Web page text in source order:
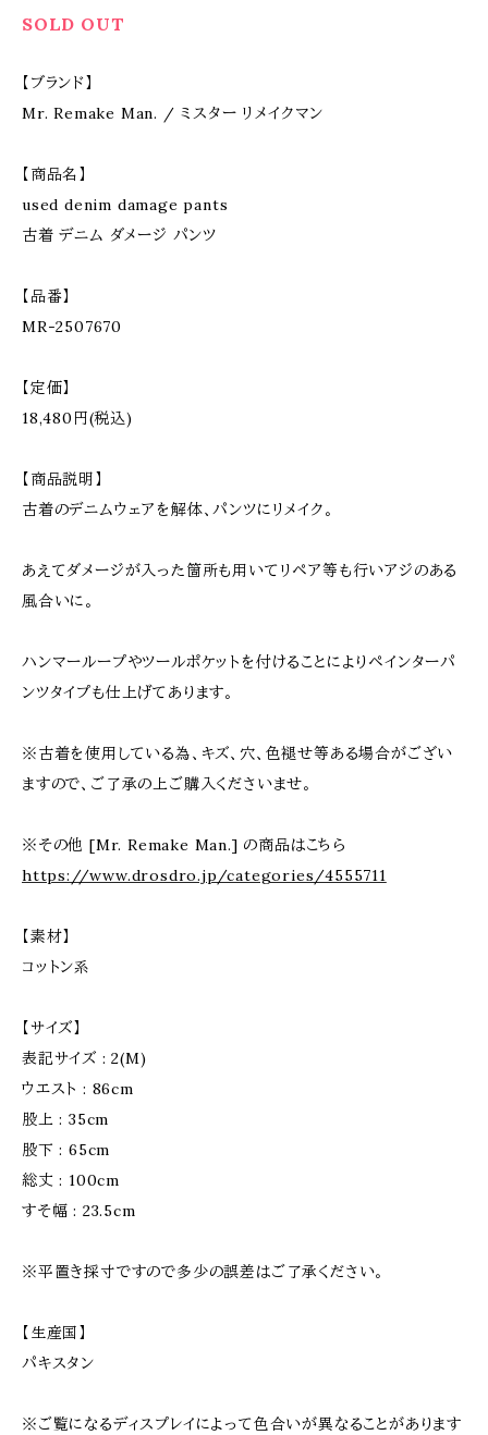
SOLD OUT
【ブランド】
Mr. Remake Man. / ミスター リメイクマン
【商品名】
used denim damage pants
古着 デニム ダメージ パンツ
【品番】
MR-2507670
【定価】
18,480円(税込)
【商品説明】
古着のデニムウェアを解体、パンツにリメイク。
あえてダメージが入った箇所も用いてリペア等も行いアジのある
風合いに。
ハンマーループやツールポケットを付けることによりペインターパ
ンツタイプも仕上げてあります。
※古着を使用している為、キズ、穴、色褪せ等ある場合がござい
ますので、ご了承の上ご購入くださいませ。
※その他 [Mr. Remake Man.] の商品はこちら
https://www.drosdro.jp/categories/4555711
【素材】
コットン系
【サイズ】
表記サイズ : 2(M)
ウエスト : 86cm
股上 : 35cm
股下 : 65cm
総丈 : 100cm
すそ幅 : 23.5cm
※平置き採寸ですので多少の誤差はご了承ください。
【生産国】
パキスタン
※ご覧になるディスプレイによって色合いが異なることがあります